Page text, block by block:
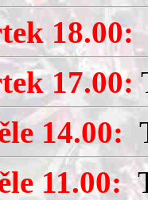
18.00:
17.00:
14.00:
11.00: